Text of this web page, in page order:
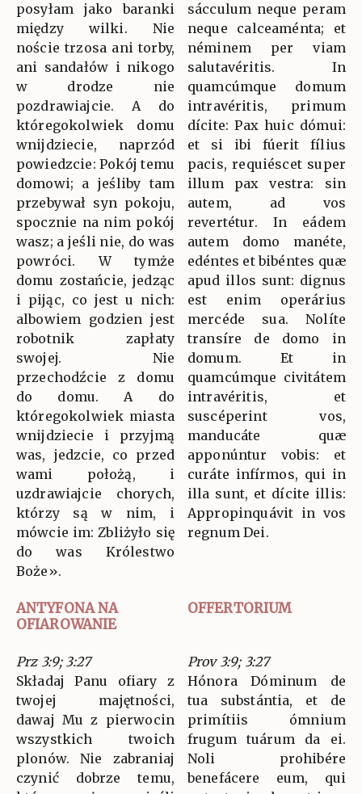
posyłam jako baranki
między wilki. Nie
noście trzosa ani torby,
ani sandałów i nikogo
w drodze nie
pozdrawiajcie. A do
któregokolwiek domu
wnijdziecie, naprzód
powiedzcie: Pokój temu
domowi; a jeśliby tam
przebywał syn pokoju,
spocznie na nim pokój
wasz; a jeśli nie, do was
powróci. W tymże
domu zostańcie, jedząc
i pijąc, co jest u nich:
albowiem godzien jest
robotnik zapłaty
swojej. Nie
przechodźcie z domu
do domu. A do
któregokolwiek miasta
wnijdziecie i przyjmą
was, jedzcie, co przed
wami położą, i
uzdrawiajcie chorych,
którzy są w nim, i
mówcie im: Zbliżyło się
do was Królestwo
Boże».
sácculum neque peram
neque calceaménta; et
néminem per viam
salutavéritis. In
quamcúmque domum
intravéritis, primum
dícite: Pax huic dómui:
et si ibi fúerit fílius
pacis, requiéscet super
illum pax vestra: sin
autem, ad vos
revertétur. In eádem
autem domo manéte,
edéntes et bibéntes quæ
apud illos sunt: dignus
est enim operárius
mercéde sua. Nolíte
transíre de domo in
domum. Et in
quamcúmque civitátem
intravéritis, et
suscéperint vos,
manducáte quæ
apponúntur vobis: et
curáte infírmos, qui in
illa sunt, et dícite illis:
Appropinquávit in vos
regnum Dei.
ANTYFONA NA
OFIAROWANIE
OFFERTORIUM
Prz 3:9; 3:27
Składaj Panu ofiary z
twojej majętności,
dawaj Mu z pierwocin
wszystkich twoich
plonów. Nie zabraniaj
czynić dobrze temu,
Prov 3:9; 3:27
Hónora Dóminum de
tua substántia, et de
primítiis ómnium
frugum tuárum da ei.
Noli prohibére
benefácere eum, qui